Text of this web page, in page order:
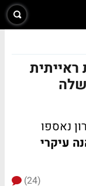
נאספו
עיקרי
(24)